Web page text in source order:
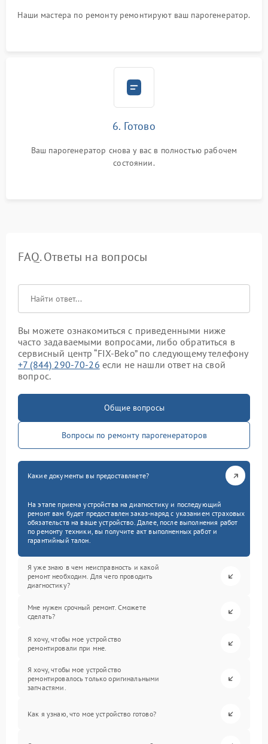
Наши мастера по ремонту ремонтируют ваш парогенератор.
6. Готово
Ваш парогенератор снова у вас в полностью рабочем
состоянии.
FAQ. Ответы на вопросы
Вы можете ознакомиться с приведенными ниже
часто задаваемыми вопросами, либо обратиться в
сервисный центр “FIX-Beko” по следующему телефону
+7 (844) 290-70-26 если не нашли ответ на свой
вопрос.
Общие вопросы
Вопросы по ремонту парогенераторов
Какие документы вы предоставляете?
На этапе приема устройства на диагностику и последующий
ремонт вам будет предоставлен заказ-наряд с указанием страховых
обязательств на ваше устройство. Далее, после выполнения работ
по ремонту техники, вы получите акт выполненных работ и
гарантийный талон.
Я уже знаю в чем неисправность и какой
ремонт необходим. Для чего проводить
диагностику?
Мне нужен срочный ремонт. Сможете
сделать?
Я хочу, чтобы мое устройство
ремонтировали при мне.
Я хочу, чтобы мое устройство
ремонтировалось только оригинальными
запчастями.
Как я узнаю, что мое устройство готово?